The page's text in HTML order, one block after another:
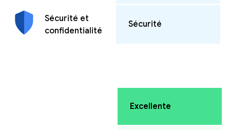
Sécurité et
confidentialité
Sécurité
Excellente